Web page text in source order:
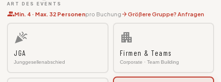
ART DES EVENTS
groupMin. 4 · Max. 32 Personenpro Buchung arrow_forwardGrößere Gruppe? Anfragen
celebration
JGA
Junggesellenabschied
apartment
Firmen & Teams
Corporate · Team Building